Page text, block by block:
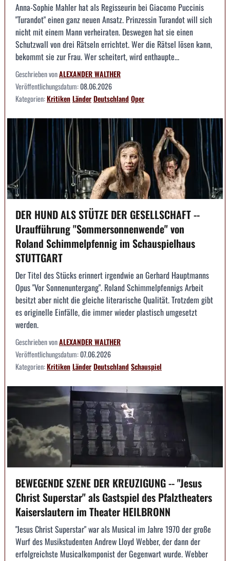
Anna-Sophie Mahler hat als Regisseurin bei Giacomo Puccinis
"Turandot" einen ganz neuen Ansatz. Prinzessin Turandot will sich
nicht mit einem Mann verheiraten. Deswegen hat sie einen
Schutzwall von drei Rätseln errichtet. Wer die Rätsel lösen kann,
bekommt sie zur Frau. Wer scheitert, wird enthaupte...
Geschrieben vonALEXANDER WALTHER
Veröffentlichungsdatum:08.06.2026
Kategorien:KritikenLänderDeutschlandOper
DER HUND ALS STÜTZE DER GESELLSCHAFT --
Uraufführung "Sommersonnenwende" von
Roland Schimmelpfennig im Schauspielhaus
STUTTGART
Der Titel des Stücks erinnert irgendwie an Gerhard Hauptmanns
Opus "Vor Sonnenuntergang". Roland Schimmelpfennigs Arbeit
besitzt aber nicht die gleiche literarische Qualität. Trotzdem gibt
es originelle Einfälle, die immer wieder plastisch umgesetzt
werden.
Geschrieben vonALEXANDER WALTHER
Veröffentlichungsdatum:07.06.2026
Kategorien:KritikenLänderDeutschlandSchauspiel
BEWEGENDE SZENE DER KREUZIGUNG -- "Jesus
Christ Superstar" als Gastspiel des Pfalztheaters
Kaiserslautern im Theater HEILBRONN
"Jesus Christ Superstar" war als Musical im Jahre 1970 der große
Wurf des Musikstudenten Andrew Lloyd Webber, der dann der
erfolgreichste Musicalkomponist der Gegenwart wurde. Webber